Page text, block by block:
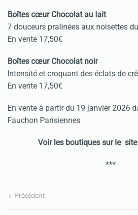
Boîtes cœur Chocolat au lait
7 douceurs pralinées aux noisettes
En vente 17,50€
Boîtes cœur Chocolat noir
Intensité et croquant des éclats de
En vente 17,50€
En vente à partir du 19 janvier 2026
Fauchon Parisiennes
Voir les boutiques sur le
***
Précédent